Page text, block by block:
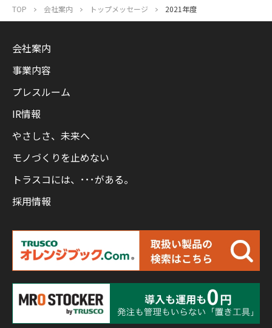
TOP 会社案内 トップメッセージ 2021年度
会社案内
事業内容
プレスルーム
IR情報
やさしさ、未来へ
モノづくりを止めない
トラスコには、･･･がある。
採用情報